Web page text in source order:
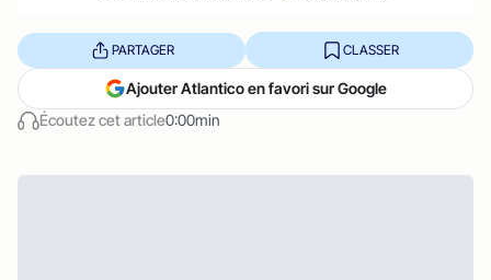
Écoutez cet article0:00min
PARTAGER CLASSER
Ajouter Atlantico en favori sur Google